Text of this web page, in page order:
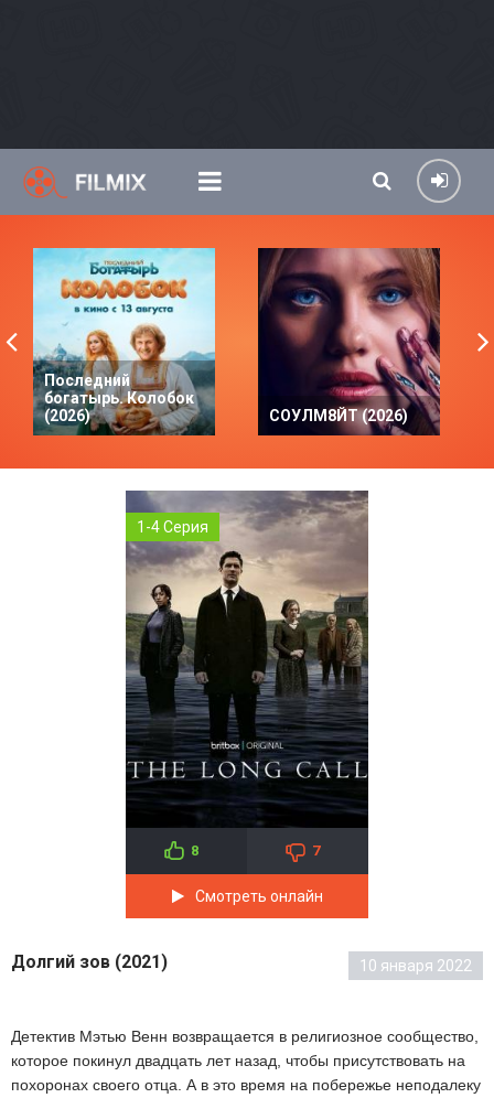
Последний
богатырь. Колобок
(2026)
СОУЛМ8ЙТ (2026)
1-4 Серия
8 7
Смотреть онлайн
Долгий зов (2021) 10 января 2022
Детектив Мэтью Венн возвращается в религиозное сообщество,
которое покинул двадцать лет назад, чтобы присутствовать на
похоронах своего отца. А в это время на побережье неподалеку